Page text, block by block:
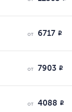
от 6717 R
от 7903 R
от 4088 R